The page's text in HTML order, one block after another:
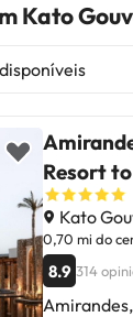
Kato
disponíveis
Resort
Kato
0,70 mi do
8.9 314